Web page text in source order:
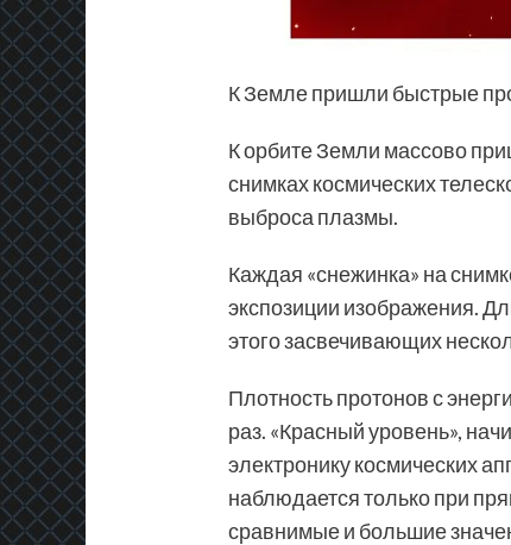
К Земле пришли быстрые
К орбите Земли массово
снимках космических
выброса плазмы.
Каждая «снежинка» на
экспозиции изображения.
этого засвечивающих
Плотность протонов с
раз. «Красный уровень»,
электронику космических
наблюдается только при
сравнимые и большие